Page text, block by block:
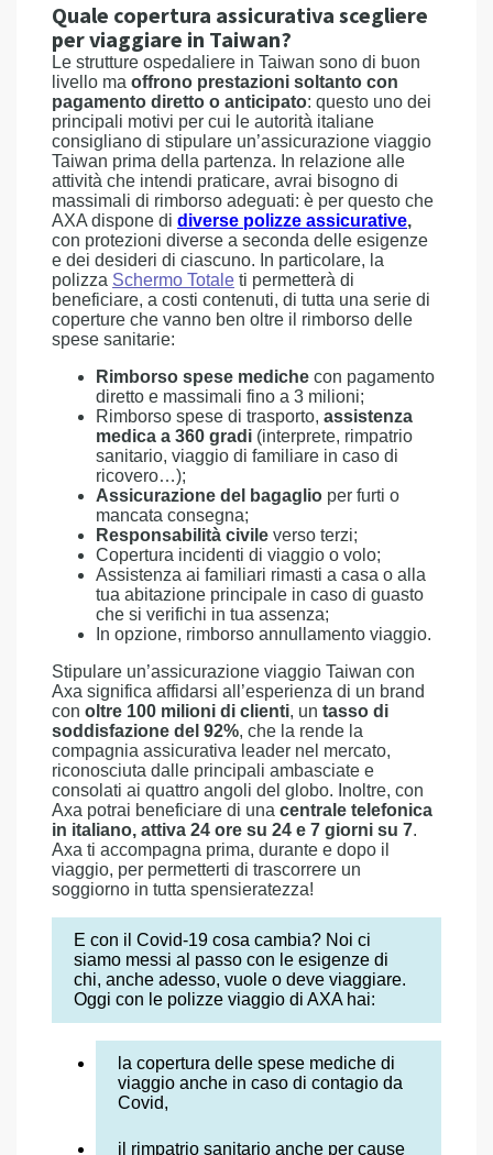
Quale copertura assicurativa scegliere
per viaggiare in Taiwan?
Le strutture ospedaliere in Taiwan sono di buon
livello ma offrono prestazioni soltanto con
pagamento diretto o anticipato: questo uno dei
principali motivi per cui le autorità italiane
consigliano di stipulare un’assicurazione viaggio
Taiwan prima della partenza. In relazione alle
attività che intendi praticare, avrai bisogno di
massimali di rimborso adeguati: è per questo che
AXA dispone di diverse polizze assicurative,
con protezioni diverse a seconda delle esigenze
e dei desideri di ciascuno. In particolare, la
polizza Schermo Totale ti permetterà di
beneficiare, a costi contenuti, di tutta una serie di
coperture che vanno ben oltre il rimborso delle
spese sanitarie:
Rimborso spese mediche con pagamento
diretto e massimali fino a 3 milioni;
Rimborso spese di trasporto, assistenza
medica a 360 gradi (interprete, rimpatrio
sanitario, viaggio di familiare in caso di
ricovero…);
Assicurazione del bagaglio per furti o
mancata consegna;
Responsabilità civile verso terzi;
Copertura incidenti di viaggio o volo;
Assistenza ai familiari rimasti a casa o alla
tua abitazione principale in caso di guasto
che si verifichi in tua assenza;
In opzione, rimborso annullamento viaggio.
Stipulare un’assicurazione viaggio Taiwan con
Axa significa affidarsi all’esperienza di un brand
con oltre 100 milioni di clienti, un tasso di
soddisfazione del 92%, che la rende la
compagnia assicurativa leader nel mercato,
riconosciuta dalle principali ambasciate e
consolati ai quattro angoli del globo. Inoltre, con
Axa potrai beneficiare di una centrale telefonica
in italiano, attiva 24 ore su 24 e 7 giorni su 7.
Axa ti accompagna prima, durante e dopo il
viaggio, per permetterti di trascorrere un
soggiorno in tutta spensieratezza!
E con il Covid-19 cosa cambia? Noi ci
siamo messi al passo con le esigenze di
chi, anche adesso, vuole o deve viaggiare.
Oggi con le polizze viaggio di AXA hai:
la copertura delle spese mediche di
viaggio anche in caso di contagio da
Covid,
il rimpatrio sanitario anche per cause